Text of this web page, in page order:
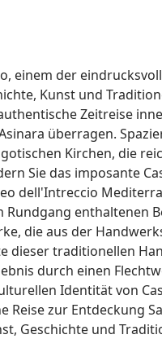
einem der
Kunst und
Zeitreise
überragen.
Kirchen, die
Sie das imposante
dell'Intreccio
enthaltenen
die aus der
dieser traditionellen
durch einen
Identität von
Reise zur Entdeckung
Geschichte und